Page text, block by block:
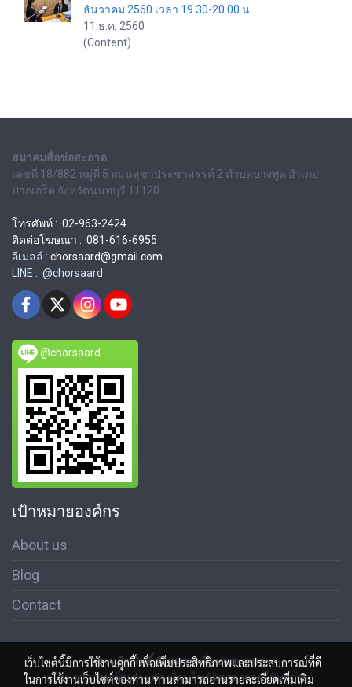
ธันวาคม 2560 เวลา 19.30-20.00 น.
11 ธ.ค. 2560
(Content)
สมาคมสื่อช่อสะอาด
เลขที่ 18/882 หมู่ที่ 5 ถนนสุขาประชาสรรค์ 2 ตำบลบางพูด อำเภอ
ปากเกร็ด จังหวัดนนทบุรี 11120
โทรศัพท์ : 02-963-2424
ติดต่อโฆษณา : 081-616-6955
อีเมลล์ : chorsaard@gmail.com
LINE : @chorsaard
@chorsaard
เป้าหมายองค์กร
About us
Blog
Contact
สงวนลิขสิทธิ์ © สมาคมสื่อช่อสะอาด
นโนบายความเป็นส่วนตัว เงื่อนไขข้อตกลงการใช้บริการ
เว็บไซต์นี้มีการใช้งานคุกกี้ เพื่อเพิ่มประสิทธิภาพและประสบการณ์ที่ดี
ในการใช้งานเว็บไซต์ของท่าน ท่านสามารถอ่านรายละเอียดเพิ่มเติม